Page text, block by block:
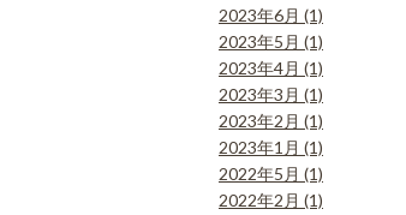
2023年6月 (1)
2023年5月 (1)
2023年4月 (1)
2023年3月 (1)
2023年2月 (1)
2023年1月 (1)
2022年5月 (1)
2022年2月 (1)